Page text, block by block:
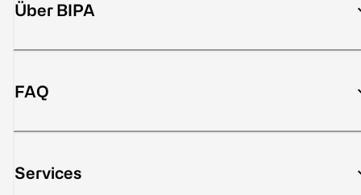
Über BIPA
FAQ
Services